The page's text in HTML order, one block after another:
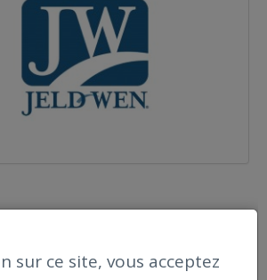
sur ce site, vous acceptez